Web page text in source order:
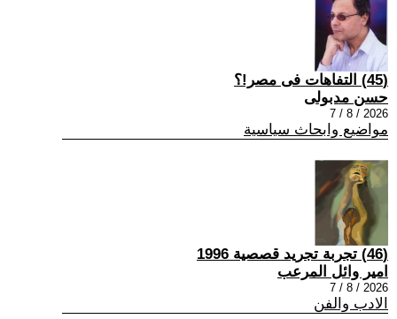
(45) التفاهات فى مصر!؟
حسن مدبولى
2026 / 8 / 7
مواضيع وابحاث سياسية
(46) تجربة تجريد قصصية 1996
امير وائل المرعب
2026 / 8 / 7
الادب والفن